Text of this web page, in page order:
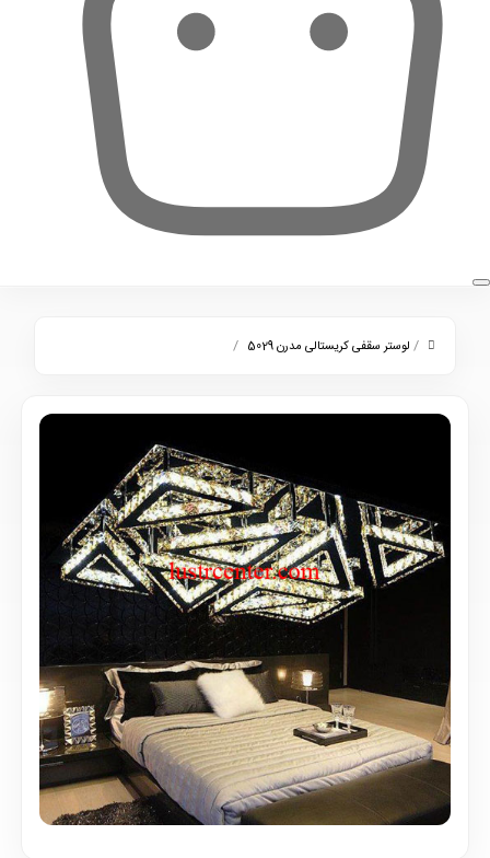
/ لوستر سقفی کریستالی مدرن 5029 /